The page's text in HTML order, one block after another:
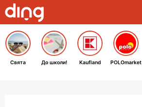
Свята До школи! Kaufland POLOmarket